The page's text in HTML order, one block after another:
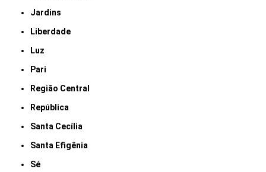
Jardins
Liberdade
Luz
Pari
Região Central
República
Santa Cecília
Santa Efigênia
Sé